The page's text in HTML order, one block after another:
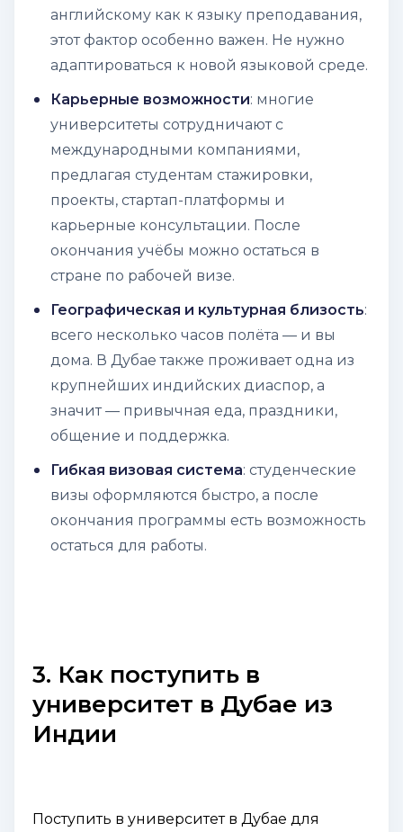
английскому как к языку преподавания,
этот фактор особенно важен. Не нужно
адаптироваться к новой языковой среде.
Карьерные возможности: многие
университеты сотрудничают с
международными компаниями,
предлагая студентам стажировки,
проекты, стартап-платформы и
карьерные консультации. После
окончания учёбы можно остаться в
стране по рабочей визе.
Географическая и культурная близость:
всего несколько часов полёта — и вы
дома. В Дубае также проживает одна из
крупнейших индийских диаспор, а
значит — привычная еда, праздники,
общение и поддержка.
Гибкая визовая система: студенческие
визы оформляются быстро, а после
окончания программы есть возможность
остаться для работы.
3. Как поступить в
университет в Дубае из
Индии
Поступить в университет в Дубае для